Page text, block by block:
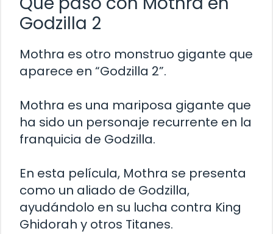
Godzilla 2
Mothra es otro monstruo gigante que
aparece en “Godzilla 2”.
Mothra es una mariposa gigante que
ha sido un personaje recurrente en la
franquicia de Godzilla.
En esta película, Mothra se presenta
como un aliado de Godzilla,
ayudándolo en su lucha contra King
Ghidorah y otros Titanes.